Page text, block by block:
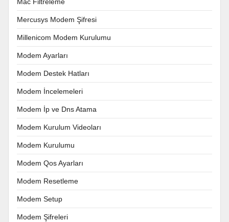
Mac Filtreleme
Mercusys Modem Şifresi
Millenicom Modem Kurulumu
Modem Ayarları
Modem Destek Hatları
Modem İncelemeleri
Modem İp ve Dns Atama
Modem Kurulum Videoları
Modem Kurulumu
Modem Qos Ayarları
Modem Resetleme
Modem Setup
Modem Şifreleri